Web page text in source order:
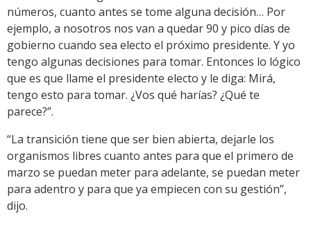
números, cuanto antes se tome alguna decisión… Por
ejemplo, a nosotros nos van a quedar 90 y pico días de
gobierno cuando sea electo el próximo presidente. Y yo
tengo algunas decisiones para tomar. Entonces lo lógico
que es que llame el presidente electo y le diga: Mirá,
tengo esto para tomar. ¿Vos qué harías? ¿Qué te
parece?”.
“La transición tiene que ser bien abierta, dejarle los
organismos libres cuanto antes para que el primero de
marzo se puedan meter para adelante, se puedan meter
para adentro y para que ya empiecen con su gestión”,
dijo.